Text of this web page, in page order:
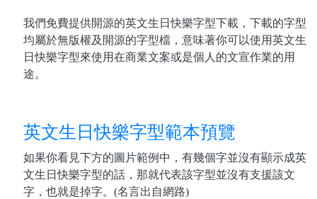
我們免費提供開源的英文生日快樂字型下載，下載的字型
均屬於無版權及開源的字型檔，意味著你可以使用英文生
日快樂字型來使用在商業文案或是個人的文宣作業的用
途。
英文生日快樂字型範本預覽
如果你看見下方的圖片範例中，有幾個字並沒有顯示成英
文生日快樂字型的話，那就代表該字型並沒有支援該文
字，也就是掉字。(名言出自網路)